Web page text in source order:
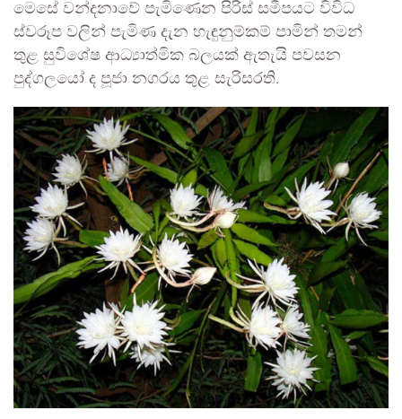
මෙසේ වන්දනාවේ පැමිණෙන පිරිස් සමීපයට විවිධ
ස්වරූප වලින් පැමිණ දැන හැඳුනුම්කම් පාමින් තමන්
තුළ සුවිශේෂ ආධ්‍යාත්මික බලයක් ඇතැයි පවසන
පුද්ගලයෝ ද පූජා නගරය තුළ සැරිසරති.